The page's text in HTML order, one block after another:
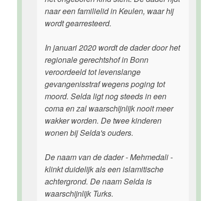
naar een familielid in Keulen, waar hij
wordt gearresteerd.
In januari 2020 wordt de dader door het
regionale gerechtshof in Bonn
veroordeeld tot levenslange
gevangenisstraf wegens poging tot
moord. Selda ligt nog steeds in een
coma en zal waarschijnlijk nooit meer
wakker worden. De twee kinderen
wonen bij Selda's ouders.
De naam van de dader - Mehmedali -
klinkt duidelijk als een islamitische
achtergrond. De naam Selda is
waarschijnlijk Turks.